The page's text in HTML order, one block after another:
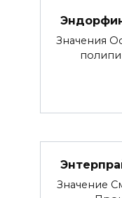
Значения
Значение